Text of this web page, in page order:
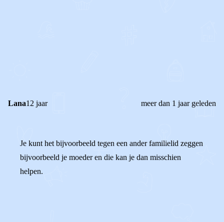
Lana12 jaar meer dan 1 jaar geleden
Je kunt het bijvoorbeeld tegen een ander familielid zeggen
bijvoorbeeld je moeder en die kan je dan misschien
helpen.